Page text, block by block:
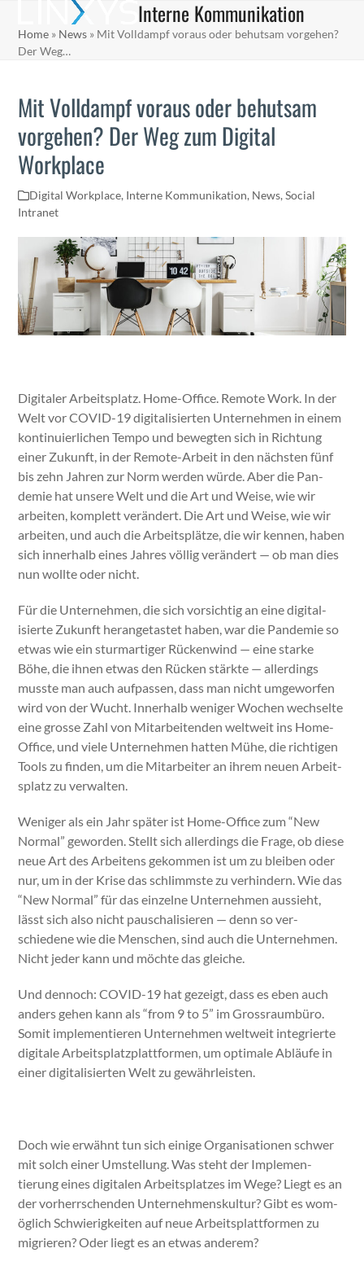
content
mobile
mobile
Interne Kommunikation
Home » News » Mit Volldampf voraus oder behutsam vorgehen?
Der Weg…
Mit Volldampf voraus oder behutsam
vorgehen? Der Weg zum Digital
Workplace
Digital Workplace, Interne Kommunikation, News,Social
Intranet
Dig­i­taler Arbeit­splatz. Home-Office. Remote Work. In der
Welt vor COVID-19 dig­i­tal­isierten Unternehmen in einem
kon­tinuier­lichen Tem­po und bewegten sich in Rich­tung
ein­er Zukun­ft, in der Remote-Arbeit in den näch­sten fünf
bis zehn Jahren zur Norm wer­den würde. Aber die Pan­
demie hat unsere Welt und die Art und Weise, wie wir
arbeit­en, kom­plett verän­dert. Die Art und Weise, wie wir
arbeit­en, und auch die Arbeit­splätze, die wir ken­nen, haben
sich inner­halb eines Jahres völ­lig verän­dert — ob man dies
nun wollte oder nicht.
Für die Unternehmen, die sich vor­sichtig an eine dig­i­tal­
isierte Zukun­ft herange­tastet haben, war die Pan­demie so
etwas wie ein stur­mar­tiger Rück­en­wind — eine starke
Böhe, die ihnen etwas den Rück­en stärk­te — allerd­ings
musste man auch auf­passen, dass man nicht umge­wor­fen
wird von der Wucht. Inner­halb weniger Wochen wech­selte
eine grosse Zahl von Mitar­bei­t­en­den weltweit ins Home-
Office, und viele Unternehmen hat­ten Mühe, die richti­gen
Tools zu find­en, um die Mitar­beit­er an ihrem neuen Arbeit­
splatz zu ver­wal­ten.
Weniger als ein Jahr später ist Home-Office zum “New
Nor­mal” gewor­den. Stellt sich allerd­ings die Frage, ob diese
neue Art des Arbeit­ens gekom­men ist um zu bleiben oder
nur, um in der Krise das schlimm­ste zu ver­hin­dern. Wie das
“New Nor­mal” für das einzelne Unternehmen aussieht,
lässt sich also nicht pauschal­isieren — denn so ver­
schiedene wie die Men­schen, sind auch die Unternehmen.
Nicht jed­er kann und möchte das gle­iche.
Und den­noch: COVID-19 hat gezeigt, dass es eben auch
anders gehen kann als “from 9 to 5” im Gross­raum­büro.
Somit imple­men­tieren Unternehmen weltweit inte­gri­erte
dig­i­tale Arbeit­splatz­plat­tfor­men, um opti­male Abläufe in
ein­er dig­i­tal­isierten Welt zu gewährleis­ten.
Doch wie erwäh­nt tun sich einige Organ­i­sa­tio­nen schw­er
mit solch ein­er Umstel­lung. Was ste­ht der Imple­men­
tierung eines dig­i­tal­en Arbeit­splatzes im Wege? Liegt es an
der vorherrschen­den Unternehmen­skul­tur? Gibt es wom­
öglich Schwierigkeit­en auf neue Arbeit­splat­tfor­men zu
migri­eren? Oder liegt es an etwas anderem?